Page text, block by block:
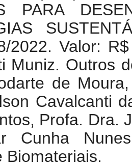
PARA
2022. Valor:
Muniz. Outros
de
Cavalcanti
Profa. Dra.
Cunha
Biomateriais.